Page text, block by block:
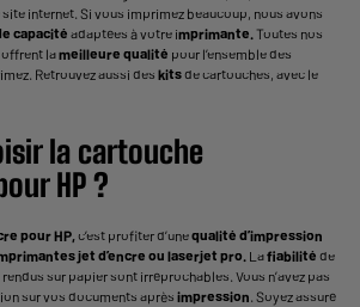
internet. Si vous imprimez beaucoup, nous avons
capacité adaptées à votre imprimante. Toutes nos
lameilleure qualité pour l’ensemble des
Retrouvez aussi des kitsde cartouches, avec le
la cartouche
HP ?
pour HP,c’est profiter d’unequalité d’impression
jet d’encre ou laserjet pro. Lafiabilité de
sur papier sont irréprochables. Vous n’avez pas
sur vos documents après impression. Soyez assuré